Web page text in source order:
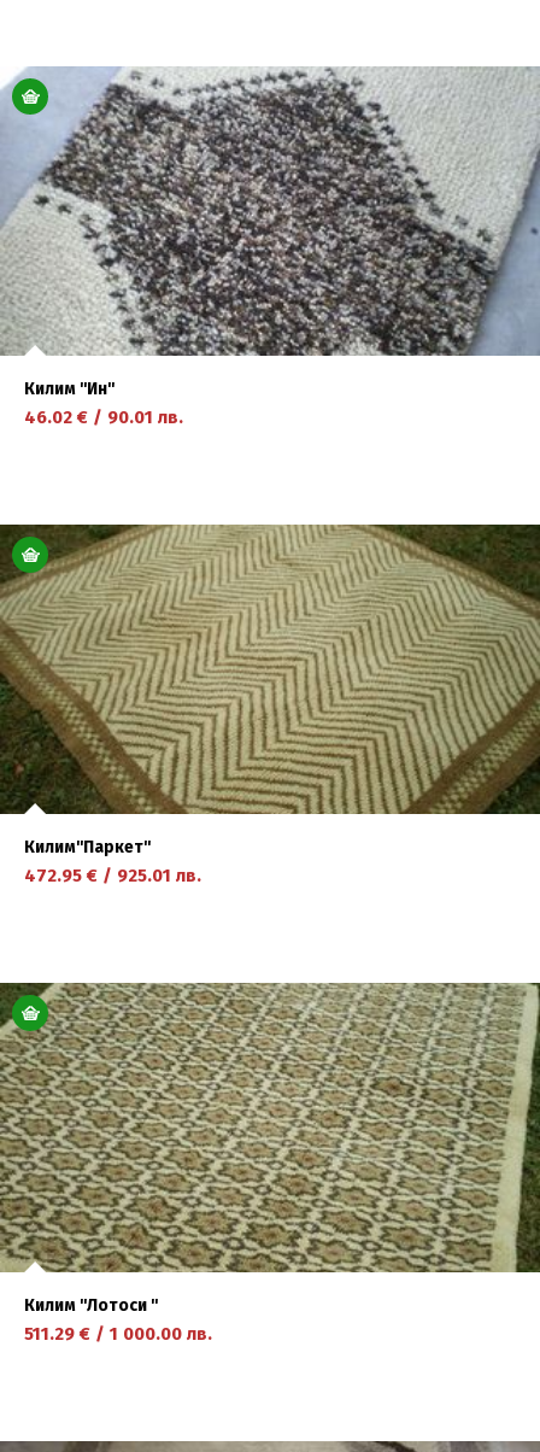
научете повече
Килим ''Ин''
46.02 € / 90.01 лв.
научете повече
Килим''Паркет''
472.95 € / 925.01 лв.
научете повече
Килим ''Лотоси ''
511.29 € / 1 000.00 лв.